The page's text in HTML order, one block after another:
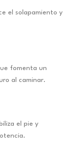
el solapamiento y
fomenta un
al caminar.
el pie y